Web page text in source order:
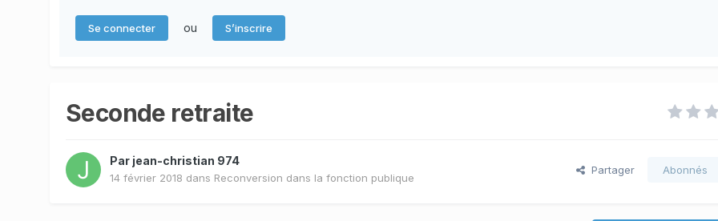
Se connecter ou S’inscrire
Seconde retraite
Par jean-christian 974
14 février 2018 dans Reconversion dans la fonction publique
Partager Abonnés